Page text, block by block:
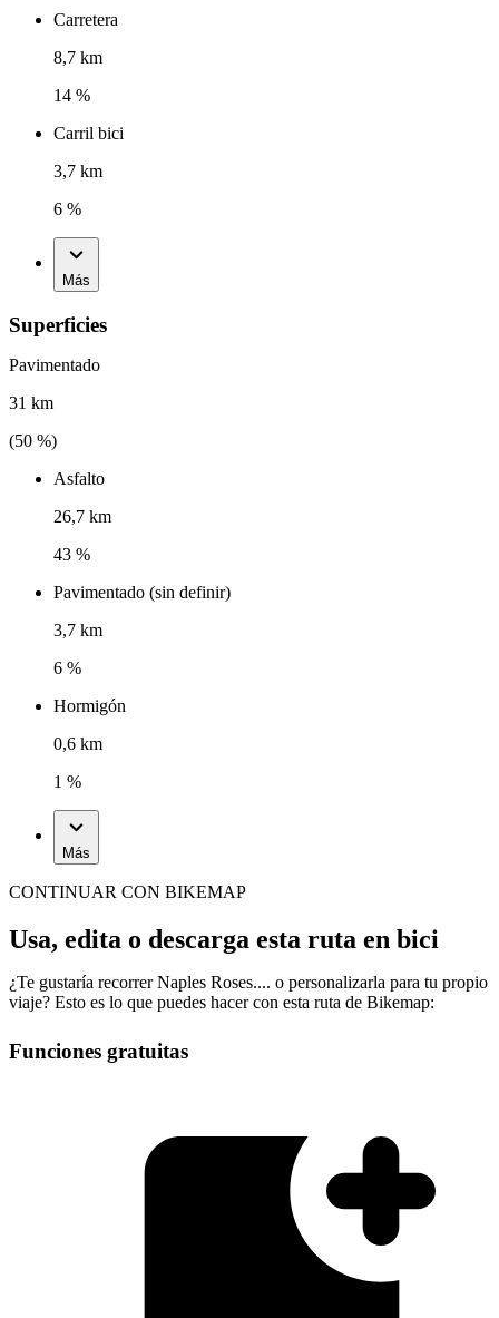
Carretera
8,7 km
14 %
Carril bici
3,7 km
6 %
Más
Superficies
Pavimentado
31 km
(50 %)
Asfalto
26,7 km
43 %
Pavimentado (sin definir)
3,7 km
6 %
Hormigón
0,6 km
1 %
Más
CONTINUAR CON BIKEMAP
Usa, edita o descarga esta ruta en bici
¿Te gustaría recorrer Naples Roses.... o personalizarla para tu propio
viaje? Esto es lo que puedes hacer con esta ruta de Bikemap:
Funciones gratuitas